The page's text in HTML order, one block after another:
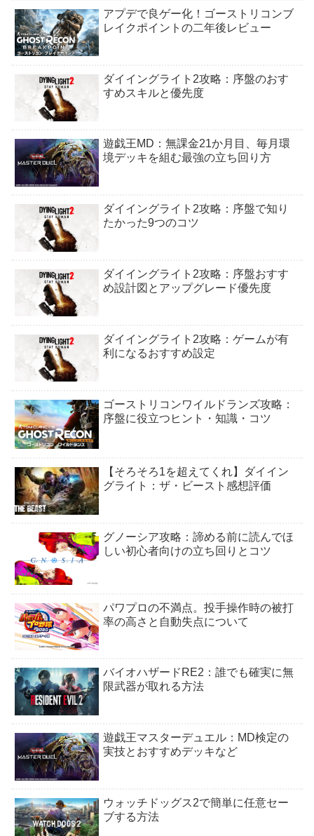
アプデで良ゲー化！ゴーストリコンブ
レイクポイントの二年後レビュー
ダイイングライト2攻略：序盤のおす
すめスキルと優先度
遊戯王MD：無課金21か月目、毎月環
境デッキを組む最強の立ち回り方
ダイイングライト2攻略：序盤で知り
たかった9つのコツ
ダイイングライト2攻略：序盤おすす
め設計図とアップグレード優先度
ダイイングライト2攻略：ゲームが有
利になるおすすめ設定
ゴーストリコンワイルドランズ攻略：
序盤に役立つヒント・知識・コツ
【そろそろ1を超えてくれ】ダイイン
グライト：ザ・ビースト感想評価
グノーシア攻略：諦める前に読んでほ
しい初心者向けの立ち回りとコツ
パワプロの不満点。投手操作時の被打
率の高さと自動失点について
バイオハザードRE2：誰でも確実に無
限武器が取れる方法
遊戯王マスターデュエル：MD検定の
実技とおすすめデッキなど
ウォッチドッグス2で簡単に任意セー
ブする方法